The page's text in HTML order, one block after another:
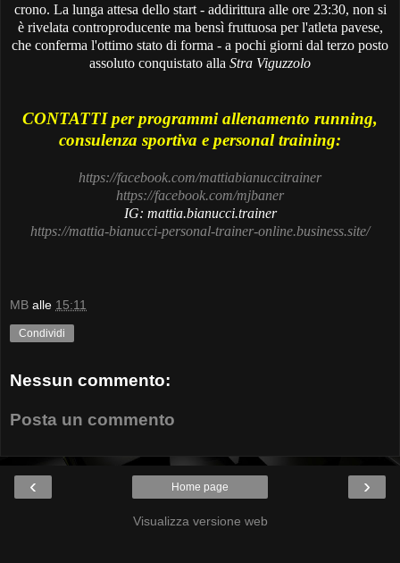
crono. La lunga attesa dello start - addirittura alle ore 23:30, non si
è rivelata controproducente ma bensì fruttuosa per l'atleta pavese,
che conferma l'ottimo stato di forma - a pochi giorni dal terzo posto
assoluto conquistato alla Stra Viguzzolo
CONTATTI per programmi allenamento running,
consulenza sportiva e personal training:
https://facebook.com/mattiabianuccitrainer
https://facebook.com/mjbaner
IG: mattia.bianucci.trainer
https://mattia-bianucci-personal-trainer-online.business.site/
MB alle 15:11
Condividi
Nessun commento:
Posta un commento
‹ ›
Home page
Visualizza versione web